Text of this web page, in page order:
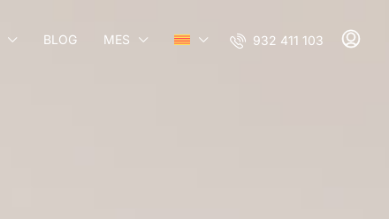
BLOG MES 932 411 103